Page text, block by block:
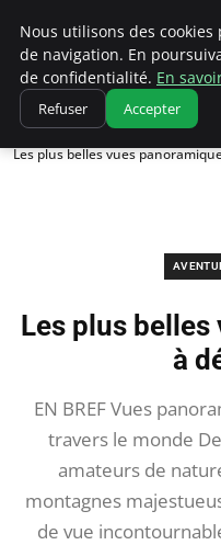
Correze Co
Accueil
Aventures et activités
Les plus belles vues
Les plus
à
EN BREF Vues
travers le monde
amateurs de
montagnes
de vue
Nous utilisons des
de navigation. En
de confidentialité. En
Refuser Accepter